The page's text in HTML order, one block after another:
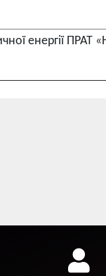
енергії ПРАТ